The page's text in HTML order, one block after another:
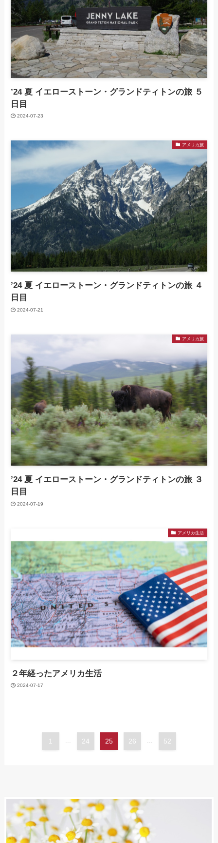
’24 夏 イエローストーン・グランドティトンの旅 ５
日目
2024-07-23
アメリカ旅
’24 夏 イエローストーン・グランドティトンの旅 ４
日目
2024-07-21
アメリカ旅
’24 夏 イエローストーン・グランドティトンの旅 ３
日目
2024-07-19
アメリカ生活
２年経ったアメリカ生活
2024-07-17
1 24 25 26 52